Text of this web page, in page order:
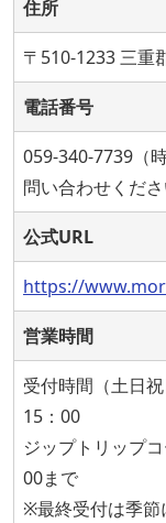
住所
〒510-1233 三重
電話番号
059-340-7739（
問い合わせくださ
公式URL
https://
営業時間
受付時間（土日
15：00
ジップトリップ
00まで
※最終受付は季節